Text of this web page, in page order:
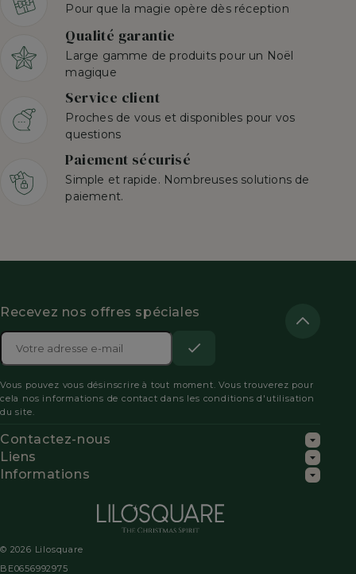
Pour que la magie opère dès réception
Qualité garantie
Large gamme de produits pour un Noël
magique
Service client
Proches de vous et disponibles pour vos
questions
Paiement sécurisé
Simple et rapide. Nombreuses solutions de
paiement.
Recevez nos offres spéciales
Adresse

les
la
politique
Vous pouvez vous désinscrire à tout moment. Vous trouverez pour
cela nos informations de contact dans les conditions d'utilisation
du site.
Contactez-nous
Liens
Informations
© 2026 Lilosquare
BE0656992975